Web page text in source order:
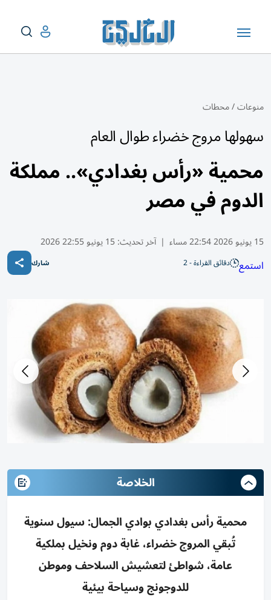
منوعات/محطات
سهولها مروج خضراء طوال العام
محمية «رأس بغدادي».. مملكة
الدوم في مصر
15 يونيو 2026 22:54 مساء | آخر تحديث:15 يونيو 22:55 2026
استمع دقائق القراءة - 2 شارك
الخلاصة
محمية رأس بغدادي بوادي الجمال: سيول سنوية
تُبقي المروج خضراء، غابة دوم ونخيل بملكية
عامة، شواطئ لتعشيش السلاحف وموطن
للدوجونج وسياحة بيئية